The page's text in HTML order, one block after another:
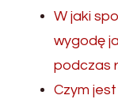
W jaki
wygodę
podczas
Czym